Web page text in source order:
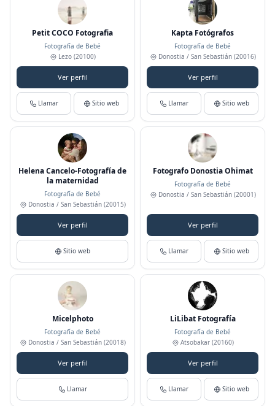
Petit COCO Fotografia
Fotografía de Bebé
Lezo(20100)
Ver perfil
Llamar Sitio web
Kapta Fotógrafos
Fotografía de Bebé
Donostia / San Sebastián(20016)
Ver perfil
Llamar Sitio web
Helena Cancelo-Fotografía de
la maternidad
Fotografía de Bebé
Donostia / San Sebastián(20015)
Ver perfil
Sitio web
Fotografo Donostia Ohimat
Fotografía de Bebé
Donostia / San Sebastián(20001)
Ver perfil
Llamar Sitio web
Micelphoto
Fotografía de Bebé
Donostia / San Sebastián(20018)
Ver perfil
Llamar
LiLibat Fotografía
Fotografía de Bebé
Atsobakar(20160)
Ver perfil
Llamar Sitio web